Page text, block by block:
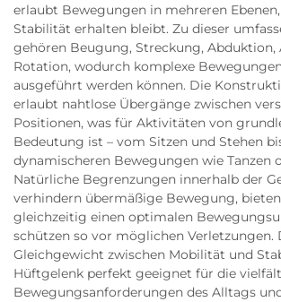
erlaubt Bewegungen in mehreren
Stabilität erhalten bleibt. Zu dieser
gehören Beugung, Streckung, Abduktion,
Rotation, wodurch komplexe
ausgeführt werden können. Die
erlaubt nahtlose Übergänge zwischen
Positionen, was für Aktivitäten von
Bedeutung ist – vom Sitzen und Stehen
dynamischeren Bewegungen wie Tanzen
Natürliche Begrenzungen innerhalb der
verhindern übermäßige Bewegung,
gleichzeitig einen optimalen
schützen so vor möglichen Verletzungen.
Gleichgewicht zwischen Mobilität und
Hüftgelenk perfekt geeignet für die
Bewegungsanforderungen des Alltags